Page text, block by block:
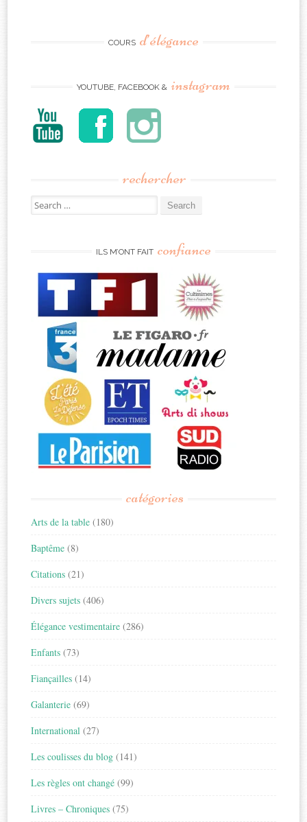
COURS d’élégance
YOUTUBE, FACEBOOK & instagram
rechercher
Search
for:
ILS M’ONT FAIT confiance
catégories
Arts de la table (180)
Baptême (8)
Citations (21)
Divers sujets (406)
Élégance vestimentaire (286)
Enfants (73)
Fiançailles (14)
Galanterie (69)
International (27)
Les coulisses du blog (141)
Les règles ont changé (99)
Livres – Chroniques (75)